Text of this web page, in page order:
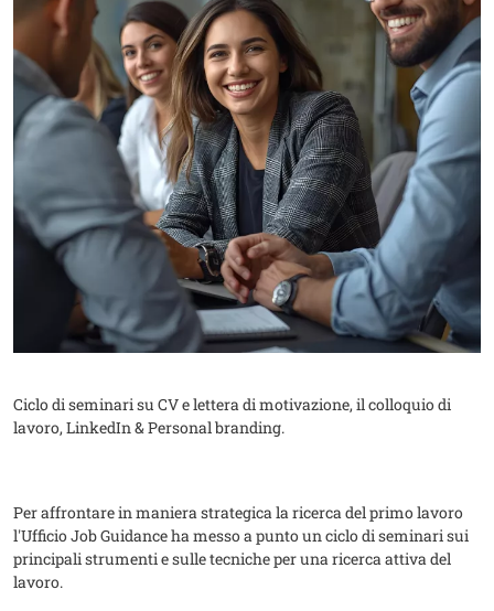
Ciclo di seminari su CV e lettera di motivazione, il colloquio di
lavoro, LinkedIn & Personal branding.
Per affrontare in maniera strategica la ricerca del primo lavoro
l'Ufficio Job Guidance ha messo a punto un ciclo di seminari sui
principali strumenti e sulle tecniche per una ricerca attiva del
lavoro.